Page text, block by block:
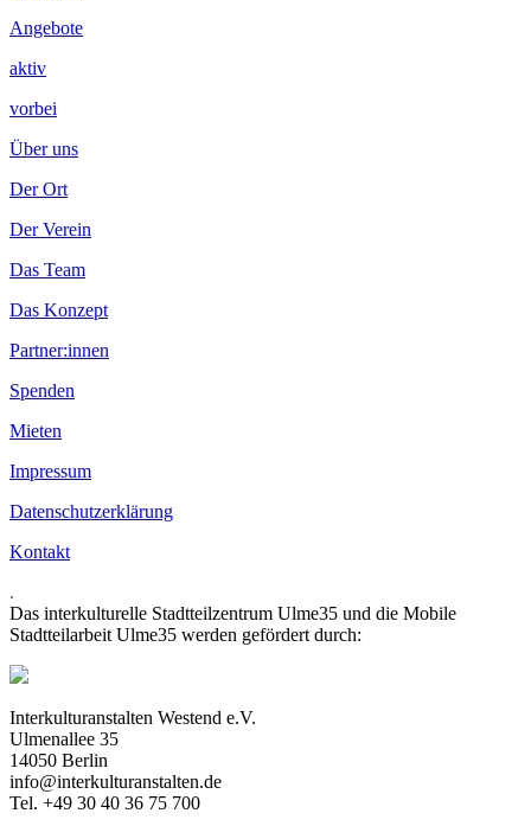
Angebote
aktiv
vorbei
Über uns
Der Ort
Der Verein
Das Team
Das Konzept
Partner:innen
Spenden
Mieten
Impressum
Datenschutzerklärung
Kontakt
.
Das interkulturelle Stadtteilzentrum Ulme35 und die Mobile
Stadtteilarbeit Ulme35 werden gefördert durch:
Interkulturanstalten Westend e.V.
Ulmenallee 35
14050 Berlin
info@interkulturanstalten.de
Tel. +49 30 40 36 75 700